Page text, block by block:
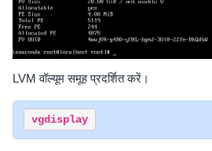
LVM वॉल्यूम समूह प्रदर्शित करें।